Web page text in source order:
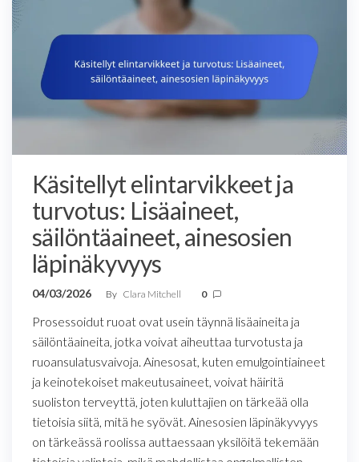
Käsitellyt elintarvikkeet ja
turvotus: Lisäaineet,
säilöntäaineet, ainesosien
läpinäkyvyys
04/03/2026 By Clara Mitchell 0
Prosessoidut ruoat ovat usein täynnä lisäaineita ja
säilöntäaineita, jotka voivat aiheuttaa turvotusta ja
ruoansulatusvaivoja. Ainesosat, kuten emulgointiaineet
ja keinotekoiset makeutusaineet, voivat häiritä
suoliston terveyttä, joten kuluttajien on tärkeää olla
tietoisia siitä, mitä he syövät. Ainesosien läpinäkyvyys
on tärkeässä roolissa auttaessaan yksilöitä tekemään